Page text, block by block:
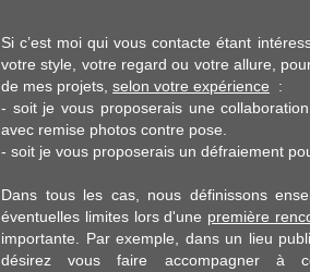
Si c’est moi qui vous contacte étant
votre style, votre regard ou votre allure,
de mes projets, selon votre expérience :
- soit je vous proposerais une
avec remise photos contre pose.
- soit je vous proposerais un défraiement
Dans tous les cas, nous définissons
éventuelles limites lors d'une première
importante. Par exemple, dans un lieu
désirez vous faire accompagner à